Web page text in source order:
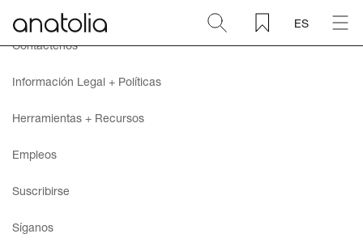
ES
Piedra natural
Placa sinterizada
Contáctenos
Información Legal + Políticas
Herramientas + Recursos
Empleos
Suscribirse
Síganos